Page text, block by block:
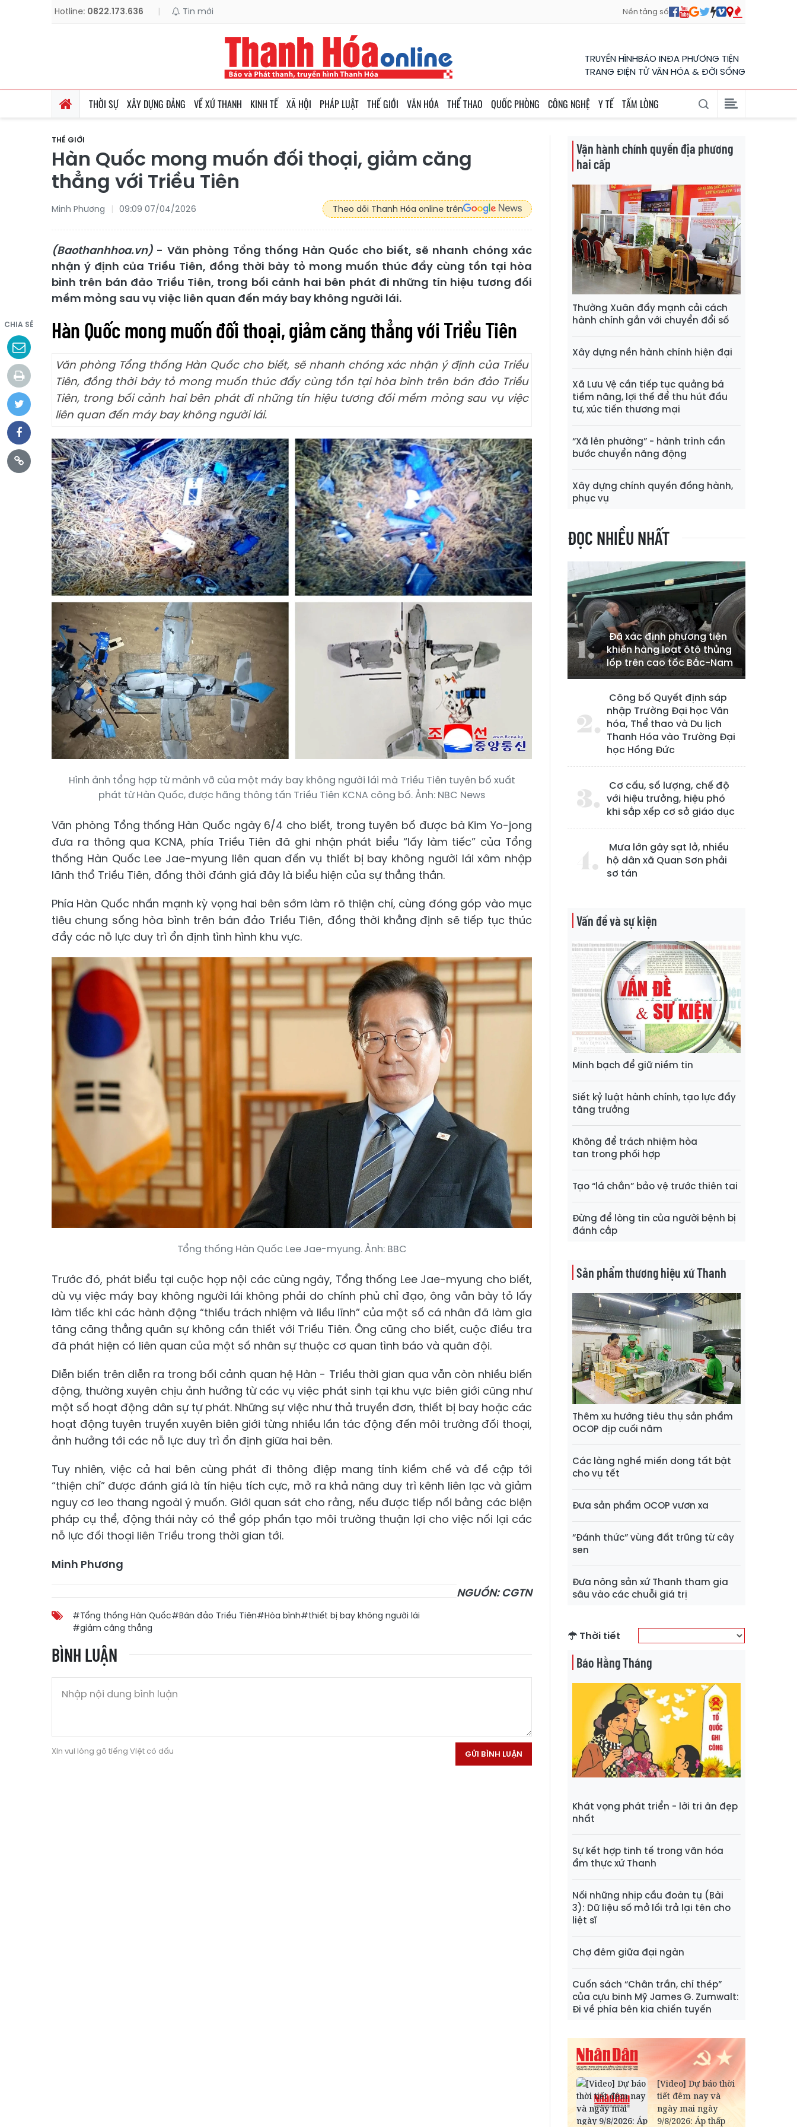
Hotline: 0822.173.636 | Tin mới Nền tảng số
TRUYỀN HÌNHBÁO INĐA PHƯƠNG TIỆN
TRANG ĐIỆN TỬ VĂN HÓA & ĐỜI SỐNG
THỜI SỰ XÂY DỰNG ĐẢNG VỀ XỨ THANH KINH TẾ XÃ HỘI PHÁP LUẬT THẾ GIỚI VĂN HÓA THỂ THAO QUỐC PHÒNG CÔNG NGHỆ Y TẾ TẤM LÒNG
THẾ GIỚI
Hàn Quốc mong muốn đối thoại, giảm căng
thẳng với Triều Tiên
Minh Phương 09:09 07/04/2026 Theo dõi Thanh Hóa online trên
(Baothanhhoa.vn) - Văn phòng Tổng thống Hàn Quốc cho biết, sẽ nhanh chóng xác
nhận ý định của Triều Tiên, đồng thời bày tỏ mong muốn thúc đẩy cùng tồn tại hòa
bình trên bán đảo Triều Tiên, trong bối cảnh hai bên phát đi những tín hiệu tương đối
mềm mỏng sau vụ việc liên quan đến máy bay không người lái.
CHIA SẺ Hàn Quốc mong muốn đối thoại, giảm căng thẳng với Triều Tiên
Văn phòng Tổng thống Hàn Quốc cho biết, sẽ nhanh chóng xác nhận ý định của Triều
Tiên, đồng thời bày tỏ mong muốn thúc đẩy cùng tồn tại hòa bình trên bán đảo Triều
Tiên, trong bối cảnh hai bên phát đi những tín hiệu tương đối mềm mỏng sau vụ việc
liên quan đến máy bay không người lái.
Hình ảnh tổng hợp từ mảnh vỡ của một máy bay không người lái mà Triều Tiên tuyên bố xuất
phát từ Hàn Quốc, được hãng thông tấn Triều Tiên KCNA công bố. Ảnh: NBC News
Văn phòng Tổng thống Hàn Quốc ngày 6/4 cho biết, trong tuyên bố được bà Kim Yo-jong
đưa ra thông qua KCNA, phía Triều Tiên đã ghi nhận phát biểu “lấy làm tiếc” của Tổng
thống Hàn Quốc Lee Jae-myung liên quan đến vụ thiết bị bay không người lái xâm nhập
lãnh thổ Triều Tiên, đồng thời đánh giá đây là biểu hiện của sự thẳng thắn.
Phía Hàn Quốc nhấn mạnh kỳ vọng hai bên sớm làm rõ thiện chí, cùng đóng góp vào mục
tiêu chung sống hòa bình trên bán đảo Triều Tiên, đồng thời khẳng định sẽ tiếp tục thúc
đẩy các nỗ lực duy trì ổn định tình hình khu vực.
Tổng thống Hàn Quốc Lee Jae-myung. Ảnh: BBC
Trước đó, phát biểu tại cuộc họp nội các cùng ngày, Tổng thống Lee Jae-myung cho biết,
dù vụ việc máy bay không người lái không phải do chính phủ chỉ đạo, ông vẫn bày tỏ lấy
làm tiếc khi các hành động “thiếu trách nhiệm và liều lĩnh” của một số cá nhân đã làm gia
tăng căng thẳng quân sự không cần thiết với Triều Tiên. Ông cũng cho biết, cuộc điều tra
đã phát hiện có liên quan của một số nhân sự thuộc cơ quan tình báo và quân đội.
Diễn biến trên diễn ra trong bối cảnh quan hệ Hàn - Triều thời gian qua vẫn còn nhiều biến
động, thường xuyên chịu ảnh hưởng từ các vụ việc phát sinh tại khu vực biên giới cũng như
một số hoạt động dân sự tự phát. Những sự việc như thả truyền đơn, thiết bị bay hoặc các
hoạt động tuyên truyền xuyên biên giới từng nhiều lần tác động đến môi trường đối thoại,
ảnh hưởng tới các nỗ lực duy trì ổn định giữa hai bên.
Tuy nhiên, việc cả hai bên cùng phát đi thông điệp mang tính kiềm chế và đề cập tới
“thiện chí” được đánh giá là tín hiệu tích cực, mở ra khả năng duy trì kênh liên lạc và giảm
nguy cơ leo thang ngoài ý muốn. Giới quan sát cho rằng, nếu được tiếp nối bằng các biện
pháp cụ thể, động thái này có thể góp phần tạo môi trường thuận lợi cho việc nối lại các
nỗ lực đối thoại liên Triều trong thời gian tới.
Minh Phương
NGUỒN: CGTN
#Tổng thống Hàn Quốc#Bán đảo Triều Tiên#Hòa bình#thiết bị bay không người lái
#giảm căng thẳng
BÌNH LUẬN
Xin vui lòng gõ tiếng Việt có dấu GỬI BÌNH LUẬN
Vận hành chính quyền địa phương
hai cấp
Thường Xuân đẩy mạnh cải cách
hành chính gắn với chuyển đổi số
Xây dựng nền hành chính hiện đại
Xã Lưu Vệ cần tiếp tục quảng bá
tiềm năng, lợi thế để thu hút đầu
tư, xúc tiến thương mại
“Xã lên phường” - hành trình cần
bước chuyển năng động
Xây dựng chính quyền đồng hành,
phục vụ
ĐỌC NHIỀU NHẤT
Đã xác định phương tiện
khiến hàng loạt ôtô thủng
lốp trên cao tốc Bắc-Nam
Công bố Quyết định sáp
nhập Trường Đại học Văn
hóa, Thể thao và Du lịch
Thanh Hóa vào Trường Đại
học Hồng Đức
Cơ cấu, số lượng, chế độ
với hiệu trưởng, hiệu phó
khi sắp xếp cơ sở giáo dục
Mưa lớn gây sạt lở, nhiều
hộ dân xã Quan Sơn phải
sơ tán
Vấn đề và sự kiện
Minh bạch để giữ niềm tin
Siết kỷ luật hành chính, tạo lực đẩy
tăng trưởng
Không để trách nhiệm hòa
tan trong phối hợp
Tạo “lá chắn” bảo vệ trước thiên tai
Đừng để lòng tin của người bệnh bị
đánh cắp
Sản phẩm thương hiệu xứ Thanh
Thêm xu hướng tiêu thụ sản phẩm
OCOP dịp cuối năm
Các làng nghề miến dong tất bật
cho vụ tết
Đưa sản phẩm OCOP vươn xa
“Đánh thức” vùng đất trũng từ cây
sen
Đưa nông sản xứ Thanh tham gia
sâu vào các chuỗi giá trị
Thời tiết
Báo Hằng Tháng
Khát vọng phát triển - lời tri ân đẹp
nhất
Sự kết hợp tinh tế trong văn hóa
ẩm thực xứ Thanh
Nối những nhịp cầu đoàn tụ (Bài
3): Dữ liệu số mở lối trả lại tên cho
liệt sĩ
Chợ đêm giữa đại ngàn
Cuốn sách “Chân trần, chí thép”
của cựu binh Mỹ James G. Zumwalt:
Đi về phía bên kia chiến tuyến